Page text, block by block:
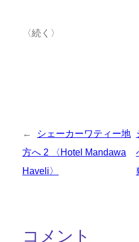
〈続く〉
←
シェーカーワティー地
方へ 2 〈Hotel Mandawa
Haveli〉
コメント